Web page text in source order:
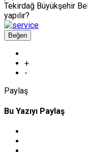
Tekirdağ Büyükşehir
yapılır?
Beğen
+
-
Paylaş
Bu Yazıyı Paylaş